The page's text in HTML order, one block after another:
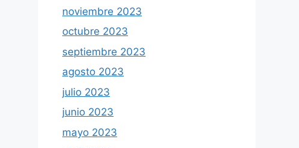
noviembre 2023
octubre 2023
septiembre 2023
agosto 2023
julio 2023
junio 2023
mayo 2023